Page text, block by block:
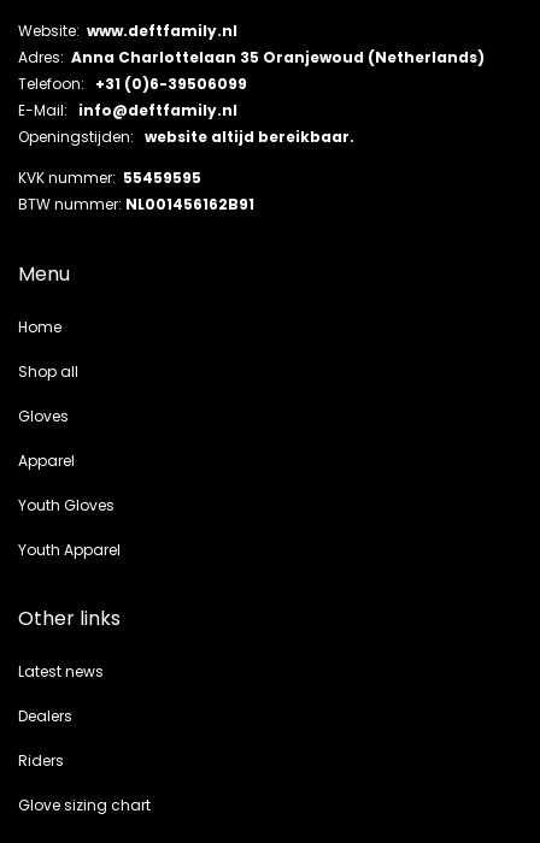
Website: www.deftfamily.nl
Adres: Anna Charlottelaan 35 Oranjewoud (Netherlands)
Telefoon: +31 (0)6-39506099
E-Mail: info@deftfamily.nl
Openingstijden: website altijd bereikbaar.
KVK nummer: 55459595
BTW nummer: NL001456162B91
Menu
Home
Shop all
Gloves
Apparel
Youth Gloves
Youth Apparel
Other links
Latest news
Dealers
Riders
Glove sizing chart